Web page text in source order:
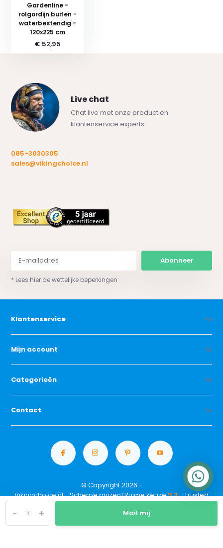
+
- Mail mij
Gardenline -
rolgordijn buiten -
waterbestendig -
120x225 cm
€ 52,95
Live chat
Chat live met onze product en
klantenservice experts
085-3030305
sales@vikingchoice.nl
Abonneer
* Lees hier de wettelijke beperkingen
Klantenservice
Mijn account
Categorieën
Contact
© Copyright 2026 -
Vikingchoice.nl - Scherpe prijzen! Ruime keuze9.2- Trusted